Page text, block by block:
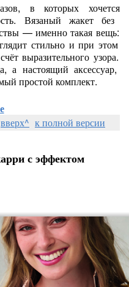
в которых хочется
Вязаный жакетбез
— именно такая вещь:
стильнои при этом
счётвыразительного узора.
а настоящий аксессуар,
простой комплект.
вверх^ к полной версии
с эффектом